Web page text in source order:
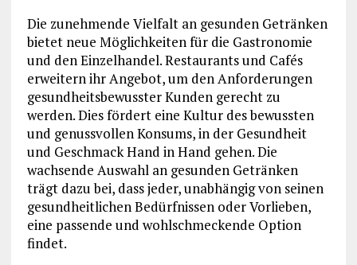
Die zunehmende Vielfalt an gesunden Getränken
bietet neue Möglichkeiten für die Gastronomie
und den Einzelhandel. Restaurants und Cafés
erweitern ihr Angebot, um den Anforderungen
gesundheitsbewusster Kunden gerecht zu
werden. Dies fördert eine Kultur des bewussten
und genussvollen Konsums, in der Gesundheit
und Geschmack Hand in Hand gehen. Die
wachsende Auswahl an gesunden Getränken
trägt dazu bei, dass jeder, unabhängig von seinen
gesundheitlichen Bedürfnissen oder Vorlieben,
eine passende und wohlschmeckende Option
findet.